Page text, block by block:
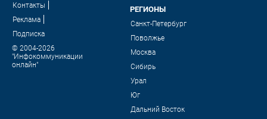
Контакты
Реклама
Подписка
© 2004-2026
"Инфокоммуникации
онлайн"
РЕГИОНЫ
Санкт-Петербург
Поволжье
Москва
Сибирь
Урал
Юг
Дальний Восток